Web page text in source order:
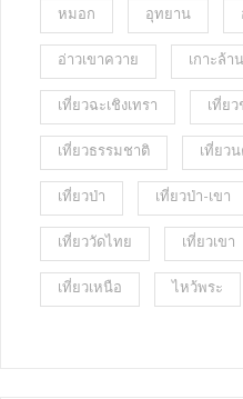
หมอก อุทยาน
อ่าวเขาควาย เกาะล้าน
เที่ยวฉะเชิงเทรา เที่ย
เที่ยวธรรมชาติ เที่ยว
เที่ยวป่า เที่ยวป่า-เขา
เที่ยววัดไทย เที่ยวเขา
เที่ยวเหนือ ไหว้พระ